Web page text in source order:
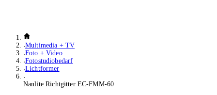
Multimedia + TV
Foto + Video
Fotostudiobedarf
Lichtformer
Nanlite Richtgitter EC-FMM-60